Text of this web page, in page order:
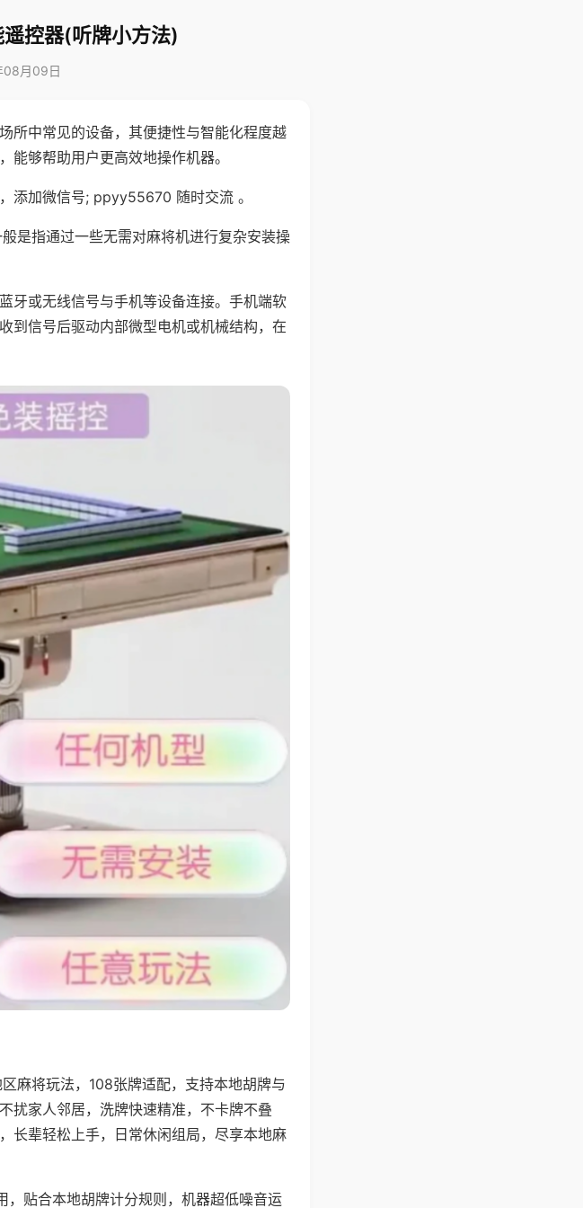
控器(听牌小方法)
08月09日
所中常见的设备，其便捷性与智能化程度越
能够帮助用户更高效地操作机器。
添加微信号; ppyy55670 随时交流 。
是指通过一些无需对麻将机进行复杂安装操
牙或无线信号与手机等设备连接。手机端软
到信号后驱动内部微型电机或机械结构，在
麻将玩法，108张牌适配，支持本地胡牌与
扰家人邻居，洗牌快速精准，不卡牌不叠
长辈轻松上手，日常休闲组局，尽享本地麻
贴合本地胡牌计分规则，机器超低噪音运